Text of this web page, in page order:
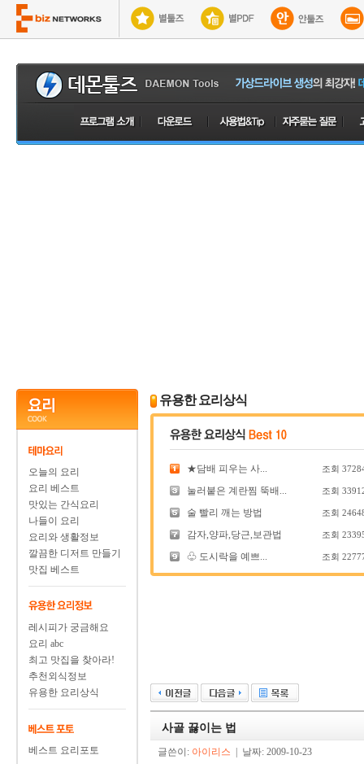
오늘의 요리
요리 베스트
맛있는 간식요리
나들이 요리
요리와 생활정보
깔끔한 디저트 만들기
맛집 베스트
레시피가 궁금해요
요리 abc
최고 맛집을 찾아라!
추천외식정보
유용한 요리상식
베스트 요리포토
유용한 요리상식
★담배 피우는 사... 조회
눌러붙은 계란찜 뚝배... 조회
술 빨리 깨는 방법 조회
감자,양파,당근,보관법 조회
♧ 도시락을 예쁘... 조회
사골 끓이는 법
글쓴이: 아이리스 | 날짜: 2009-10-23